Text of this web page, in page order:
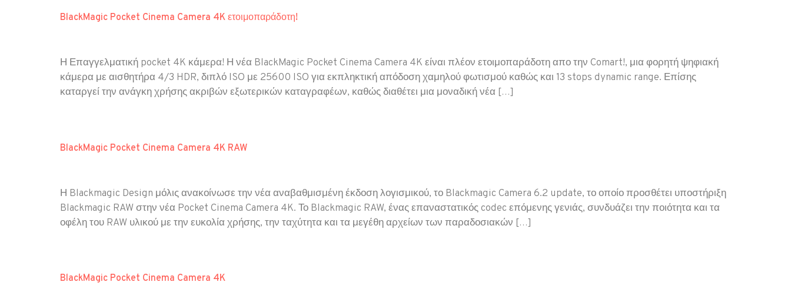
BlackMagic Pocket Cinema Camera 4K ετοιμοπαράδοτη!
Η Επαγγελματική pocket 4K κάμερα! Η νέα BlackMagic Pocket Cinema Camera 4K είναι πλέον ετοιμοπαράδοτη απο την Comart!, μια φορητή ψηφιακή
κάμερα με αισθητήρα 4/3 HDR, διπλό ISO με 25600 ISO για εκπληκτική απόδοση χαμηλού φωτισμού καθώς και 13 stops dynamic range. Επίσης
καταργεί την ανάγκη χρήσης ακριβών εξωτερικών καταγραφέων, καθώς διαθέτει μια μοναδική νέα […]
BlackMagic Pocket Cinema Camera 4K RAW
Η Blackmagic Design μόλις ανακοίνωσε την νέα αναβαθμισμένη έκδοση λογισμικού, το Blackmagic Camera 6.2 update, το οποίο προσθέτει υποστήριξη
Blackmagic RAW στην νέα Pocket Cinema Camera 4K. Το Blackmagic RAW, ένας επαναστατικός codec επόμενης γενιάς, συνδυάζει την ποιότητα και τα
οφέλη του RAW υλικού με την ευκολία χρήσης, την ταχύτητα και τα μεγέθη αρχείων των παραδοσιακών […]
BlackMagic Pocket Cinema Camera 4K